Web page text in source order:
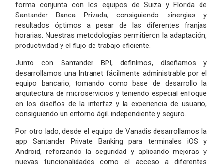
forma conjunta con los equipos de Suiza y Florida de
Santander Banca Privada, consiguiendo sinergias y
resultados óptimos a pesar de las diferentes franjas
horarias. Nuestras metodologías permitieron la adaptación,
productividad y el flujo de trabajo eficiente.
Junto con Santander BPI, definimos, diseñamos y
desarrollamos una Intranet fácilmente administrable por el
equipo bancario, tomando como base de desarrollo la
arquitectura de microservicios y teniendo especial enfoque
en los diseños de la interfaz y la experiencia de usuario,
consiguiendo un entorno ágil, independiente y seguro.
Por otro lado, desde el equipo de Vanadis desarrollamos la
app Santander Private Banking para terminales iOS y
Android, reforzando la seguridad y aplicando mejoras y
nuevas funcionalidades como el acceso a diferentes